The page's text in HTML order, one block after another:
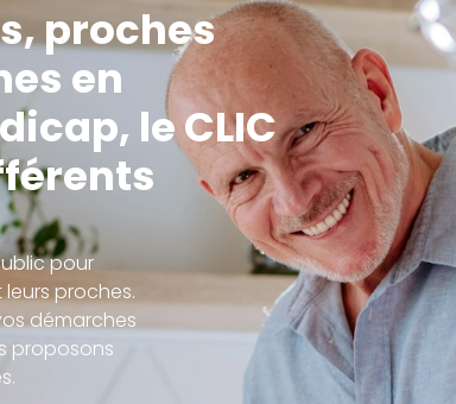
proches
en
le CLIC
pour
proches.
démarches
proposons